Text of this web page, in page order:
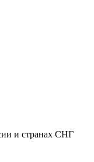
и странах СНГ